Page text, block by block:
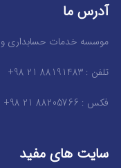
آدرس ما
موسسه خدمات حسابداری و
تلفن : 88191483 21 98+
فکس : 88205766 21 98+
سایت های مفید